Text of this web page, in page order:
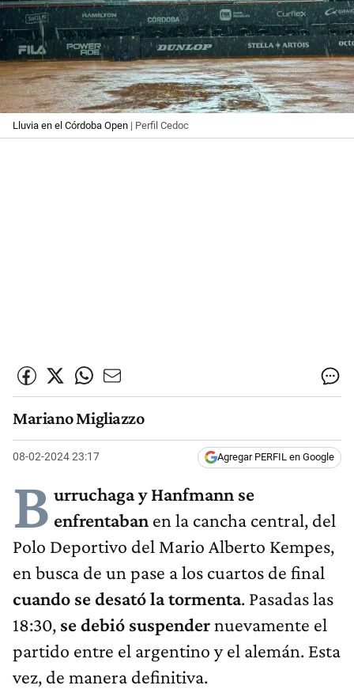
Lluvia en el Córdoba Open | Perfil Cedoc
Mariano Migliazzo
08-02-2024 23:17 Agregar PERFIL en Google
B urruchaga y Hanfmann se
enfrentaban en la cancha central, del
Polo Deportivo del Mario Alberto Kempes,
en busca de un pase a los cuartos de final
cuando se desató la tormenta. Pasadas las
18:30, se debió suspendernuevamente el
partido entre el argentino y el alemán. Esta
vez, de manera definitiva.